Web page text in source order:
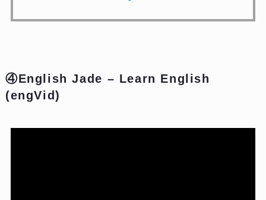
④English Jade – Learn English
(engVid)